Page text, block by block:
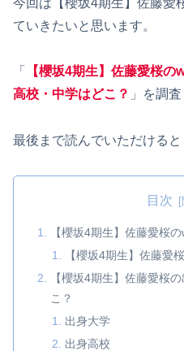
ていきたいと思います。
「
【櫻坂4期生】佐藤愛桜の
高校・中学はどこ？ 」を調
最後まで読んでいただけると
目次
【櫻坂4期生】佐藤愛桜
【櫻坂4期生】佐藤愛
【櫻坂4期生】佐藤愛桜
こ？
出身大学
出身高校